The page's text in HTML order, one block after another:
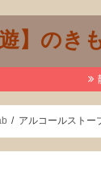
】のき
アルコールストー